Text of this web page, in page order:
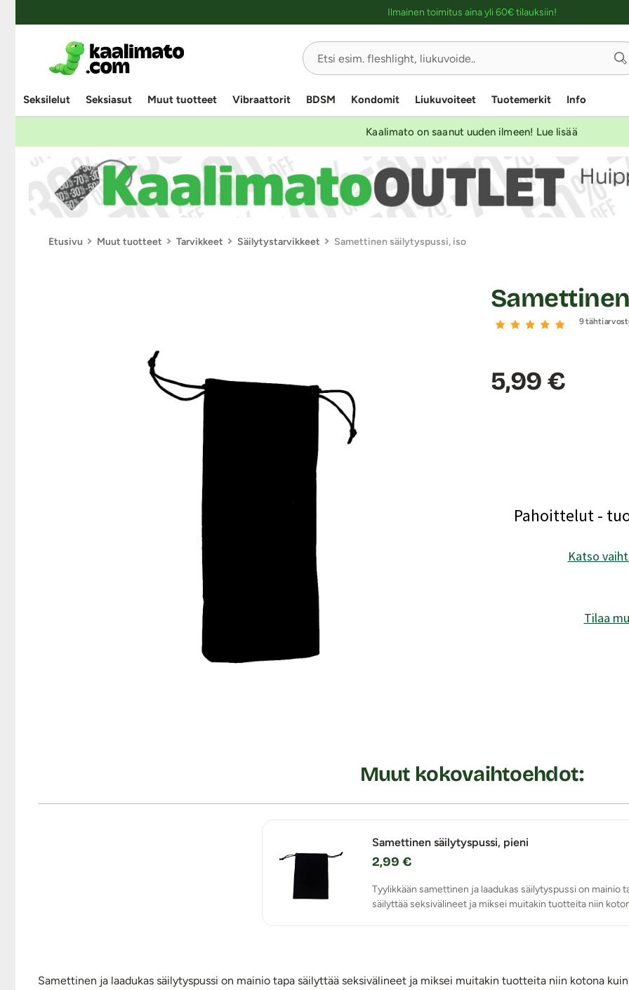
Ilmainen toimitus aina yli 60€ tilauksiin!
Seksilelut Seksiasut Muut tuotteet Vibraattorit BDSM Kondomit Liukuvoiteet Tuotemerkit Info
Kaalimato on saanut uuden ilmeen! Lue lisää
Etusivu Muut tuotteet Tarvikkeet Säilytystarvikkeet Samettinen säilytyspussi, iso
9
Hinta:
5,99 €
Pahoittelut -
Katso
Tilaa
Muut kokovaihtoehdot:
Samettinen säilytyspussi, pieni
2,99 €
Tyylikkään samettinen ja laadukas säilytyspussi on mainio
säilyttää seksivälineet ja miksei muitakin tuotteita niin
Samettinen ja laadukas säilytyspussi on mainio tapa säilyttää seksivälineet ja miksei muitakin tuotteita niin kotona kuin